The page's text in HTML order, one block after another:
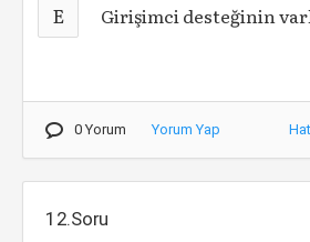
E Girişimci desteğinin
0 Yorum Yorum Yap
12.Soru